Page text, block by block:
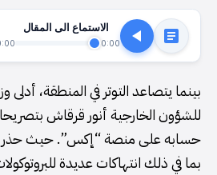
الاستماع الى المقال
0:00
بينما يتصاعد التوتر في المنطقة، أدلى
للشؤون الخارجية أنور قرقاش
حسابه على منصة “إكس”. حيث حذر
بما في ذلك انتهاكات عديدة